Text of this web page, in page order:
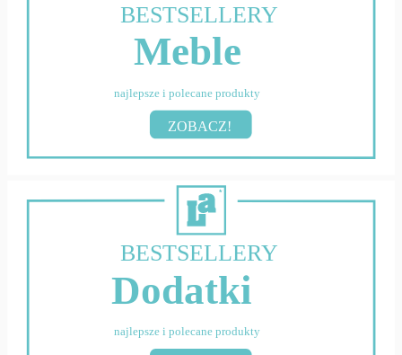
BESTSELLERY
Meble
najlepsze i polecane produkty
ZOBACZ!
BESTSELLERY
Dodatki
najlepsze i polecane produkty